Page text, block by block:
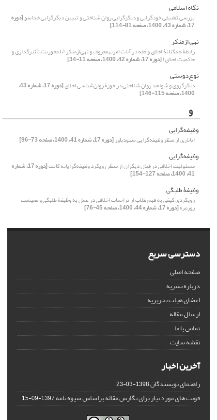
نگاه اسلامی
بررسی تطبیقی خودگرایی و دیگرگرایی روان شناختی و تبیین دیگرگرایی خداسو[دوره
17، شماره 43، 1400، صفحه 81-114]
نهی ازمنکر
رابطۀ همگنانۀ اخلاق و فقه در آیات امربهمعروف و نهی‌ازمنکر (با محوریت تأثیرگذاری و
حاکمیت اخلاق)[دوره 17، شماره 42، 1400، صفحه 11-34]
نوع‌دوستی
دیگرگروی و شواهد روان شناختی در حوزۀ روان‌شناسی اخلاق [دوره 17، شماره 43،
1400، صفحه 115-146]
و
وظیفه‌گرایی
اتانازی از منظر وظیفه‌گرایی شهودباور[دوره 17، شماره 41، 1400، صفحه 73-96]
وظیفه‌گرایی
مسئولیت اخلاقی در قبال دیگران از منظر رویکرد وظیفه‌گرایانه کانت [دوره 17، شماره
41، 1400، صفحه 127-154]
وظیفۀ طلبگی
رویکردی کیفی به فهم طلاب از تزاحمات اخلاقی در عمل به وظیفۀ طلبگی و معیشت
روزمره[دوره 17، شماره 44، 1400، صفحه 45-76]
دسترسی سریع
صفحه اصلی
درباره نشریه
اعضای هیات تحریریه
ارسال مقاله
تماس با ما
نقشه سایت
آخرین اخبار
راهنمای نویسندگان1398-03-23
فونت های مورد نیاز برای نگارش مقاله براساس شیوه نامه1397-09-15